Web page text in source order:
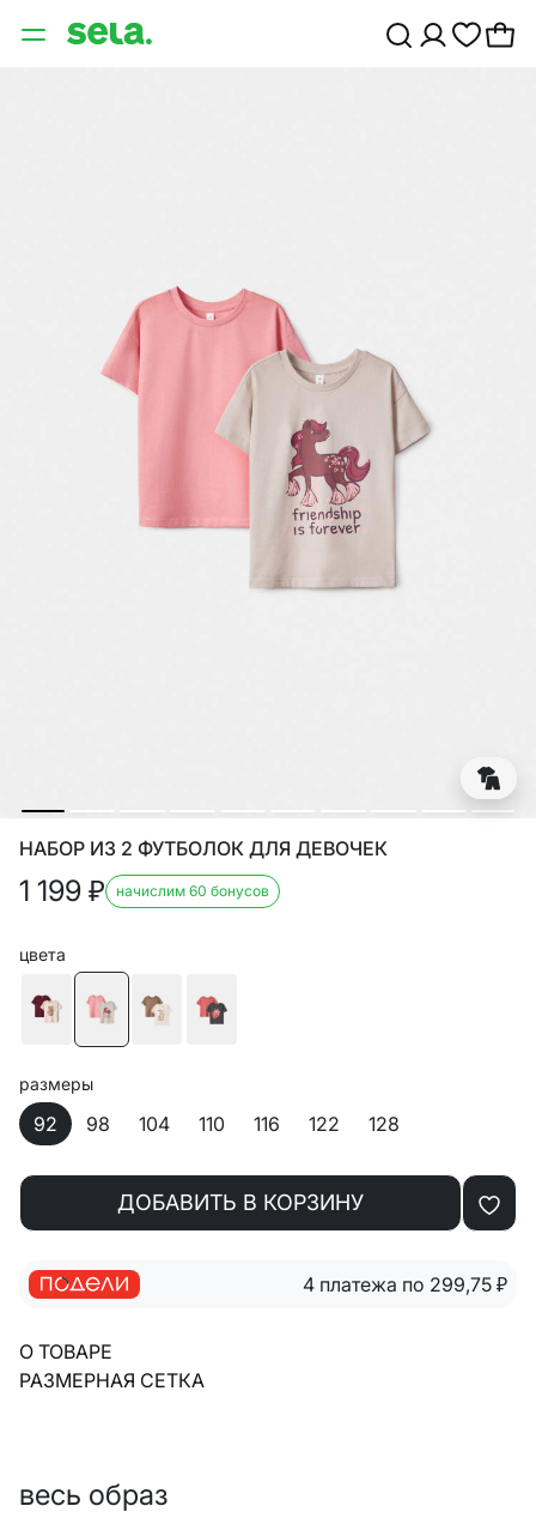
НАБОР ИЗ 2 ФУТБОЛОК ДЛЯ ДЕВОЧЕК
1 199 ₽ начислим 60 бонусов
цвета
размеры
92 98 104 110 116 122 128
ДОБАВИТЬ В КОРЗИНУ
4 платежа по 299,75 ₽
О ТОВАРЕ
РАЗМЕРНАЯ СЕТКА
весь образ